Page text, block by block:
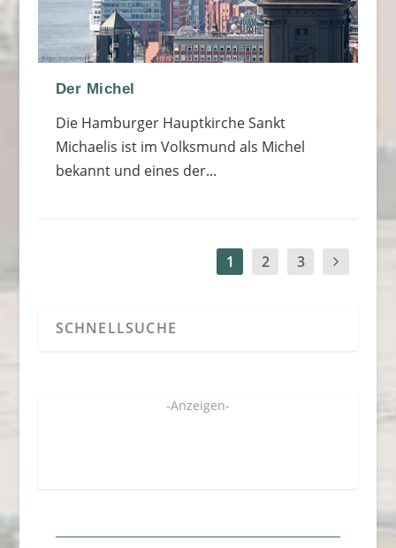
Der Michel
Die Hamburger Hauptkirche Sankt
Michaelis ist im Volksmund als Michel
bekannt und eines der...
1 2 3
-Anzeigen-